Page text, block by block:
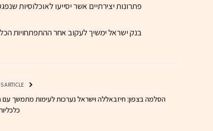
פתרונות יצירתיים אשר יסייעו לאוכלוסיות
בנק ישראל ימשיך לעקוב אחר ההתפתחויות
הסלמה בצפון: חיזבאללה וישראל נערכות לעימות מתמשך עם